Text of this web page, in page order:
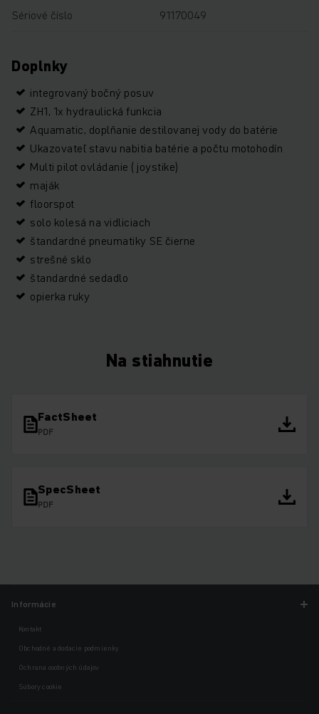
Sériové číslo 91170049
Doplnky
integrovaný bočný posuv
ZH1, 1x hydraulická funkcia
Aquamatic, doplňanie destilovanej vody do batérie
Ukazovateľ stavu nabitia batérie a počtu motohodín
Multi pilot ovládanie ( joystike)
maják
floorspot
solo kolesá na vidliciach
štandardné pneumatiky SE čierne
strešné sklo
štandardné sedadlo
opierka ruky
Na stiahnutie
FactSheet
PDF
SpecSheet
PDF
Informácie
Kontakt
Obchodné a dodacie podmienky
Ochrana osobných údajov
Súbory cookie